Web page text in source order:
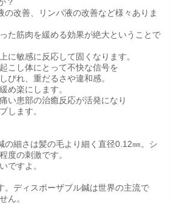
の改善、リンパ液の改善など様々ありま
た筋肉を緩める効果が絶大ということで
に敏感に反応して固くなります。
こし体にとって不快な信号を
びれ、重だるさや違和感。
め楽にします。
い患部の治癒反応が活発になり
します。
の細さは髪の毛より細く直径0.12㎜。シ
度の刺激です。
ですよ。
。ディスポーザブル鍼は世界の主流で
ん。